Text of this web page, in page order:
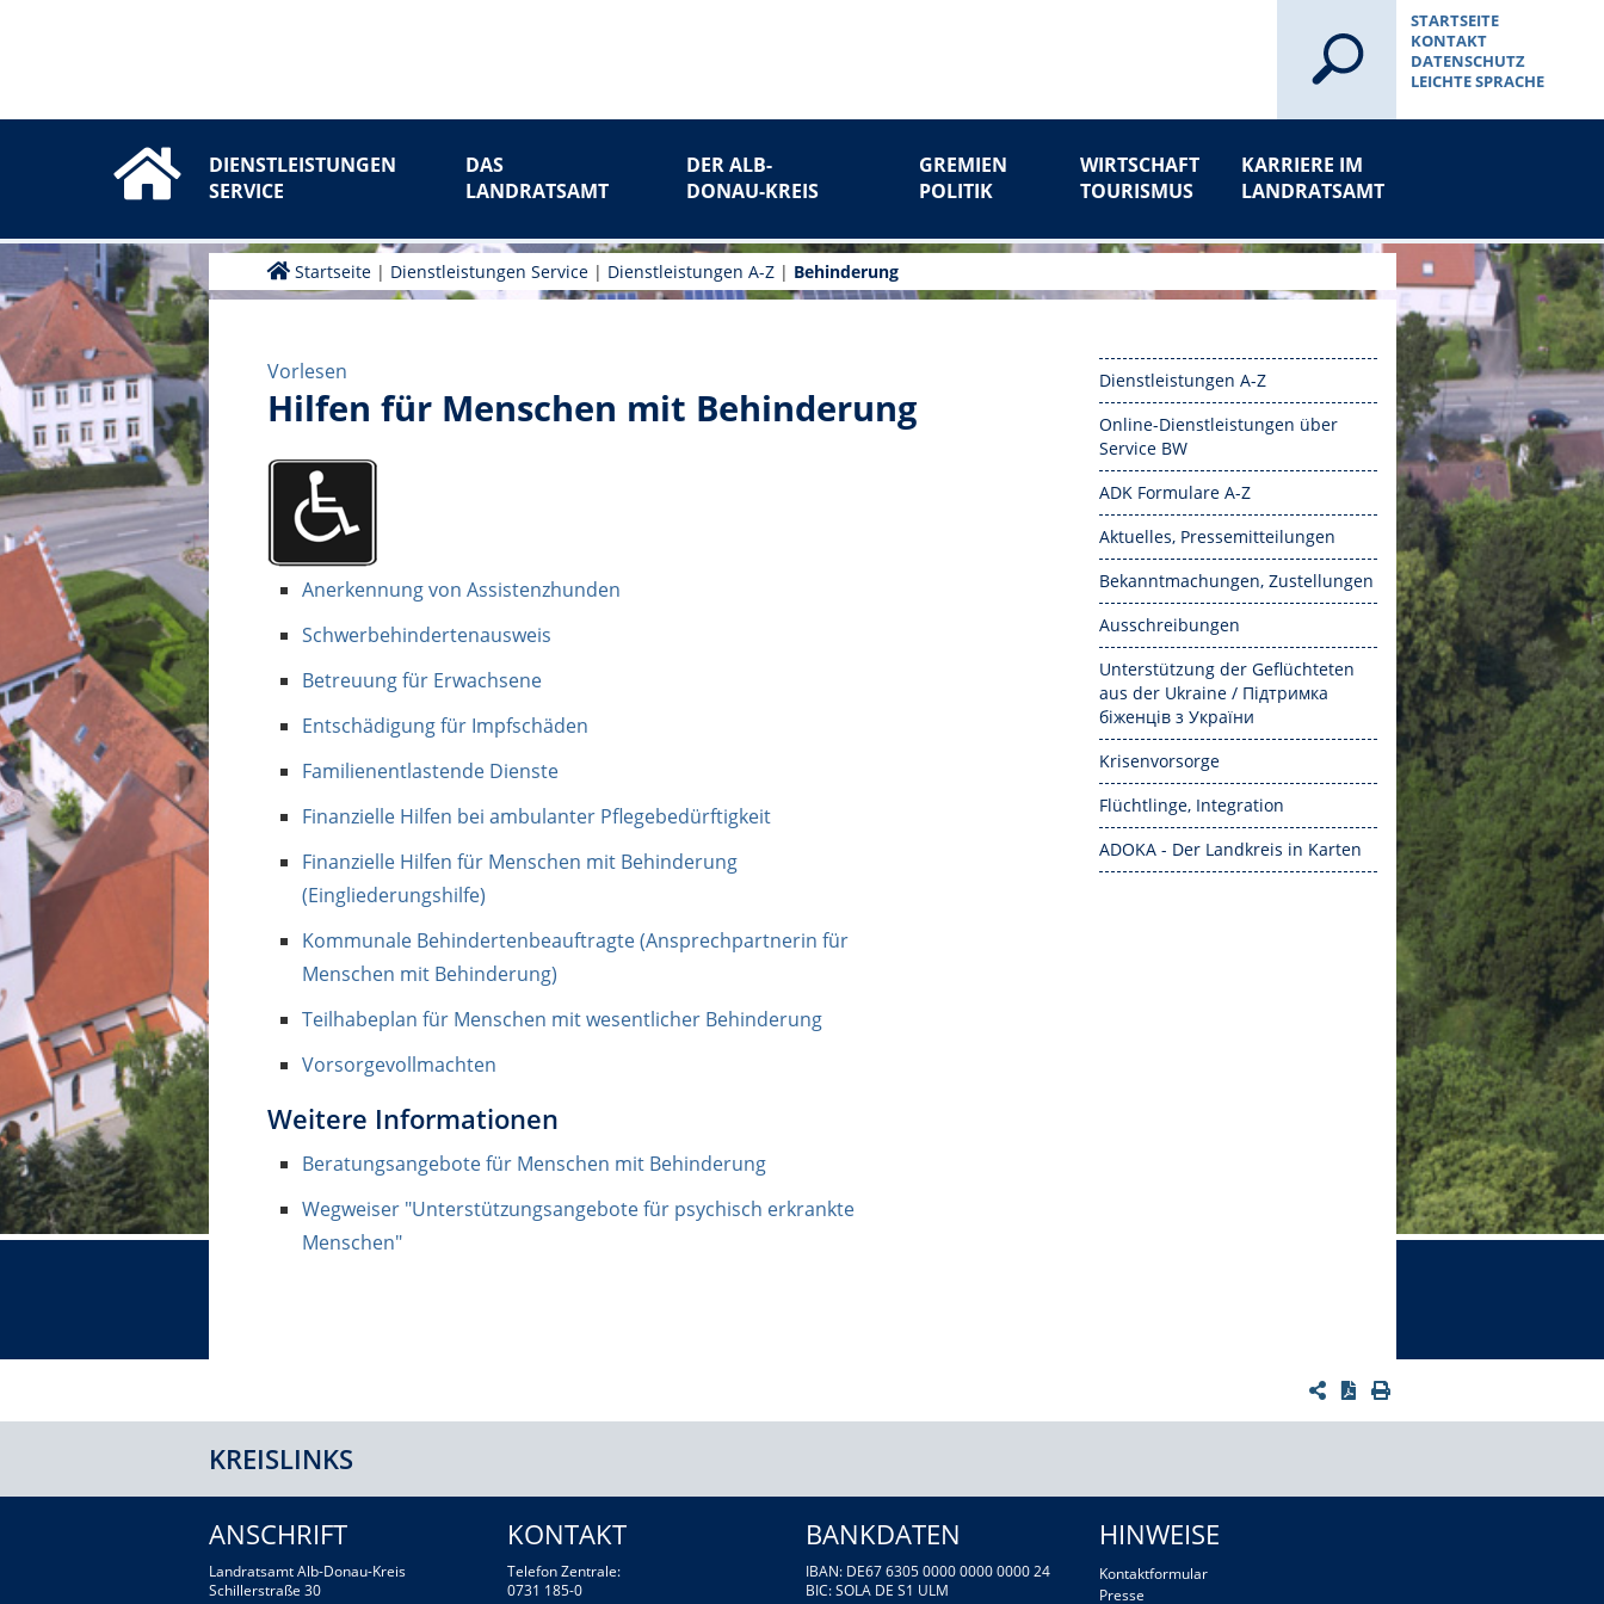
STARTSEITE
KONTAKT
DATENSCHUTZ
LEICHTE SPRACHE
DIENSTLEISTUNGEN
SERVICE
DAS
LANDRATSAMT
DER ALB-
DONAU-KREIS
GREMIEN
POLITIK
WIRTSCHAFT
TOURISMUS
KARRIERE IM
LANDRATSAMT
Startseite | Dienstleistungen Service | Dienstleistungen A-Z | Behinderung
Vorlesen
Hilfen für Menschen mit Behinderung
Anerkennung von Assistenzhunden
Schwerbehindertenausweis
Betreuung für Erwachsene
Entschädigung für Impfschäden
Familienentlastende Dienste
Finanzielle Hilfen bei ambulanter Pflegebedürftigkeit
Finanzielle Hilfen für Menschen mit Behinderung
(Eingliederungshilfe)
Kommunale Behindertenbeauftragte(Ansprechpartnerin für
Menschen mit Behinderung)
Teilhabeplan für Menschen mit wesentlicher Behinderung
Vorsorgevollmachten
Weitere Informationen
Beratungsangebote für Menschen mit Behinderung
Wegweiser "Unterstützungsangebote für psychisch erkrankte
Menschen"
Dienstleistungen A-Z
Online-Dienstleistungen über
Service BW
ADK Formulare A-Z
Aktuelles, Pressemitteilungen
Bekanntmachungen, Zustellungen
Ausschreibungen
Unterstützung der Geflüchteten
aus der Ukraine / Підтримка
біженців з України
Krisenvorsorge
Flüchtlinge, Integration
ADOKA - Der Landkreis in Karten
KREISLINKS
ANSCHRIFT
Landratsamt Alb-Donau-Kreis
Schillerstraße 30
KONTAKT
Telefon Zentrale:
0731 185-0
BANKDATEN
IBAN: DE67 6305 0000 0000 0000 24
BIC: SOLA DE S1 ULM
HINWEISE
Kontaktformular
Presse